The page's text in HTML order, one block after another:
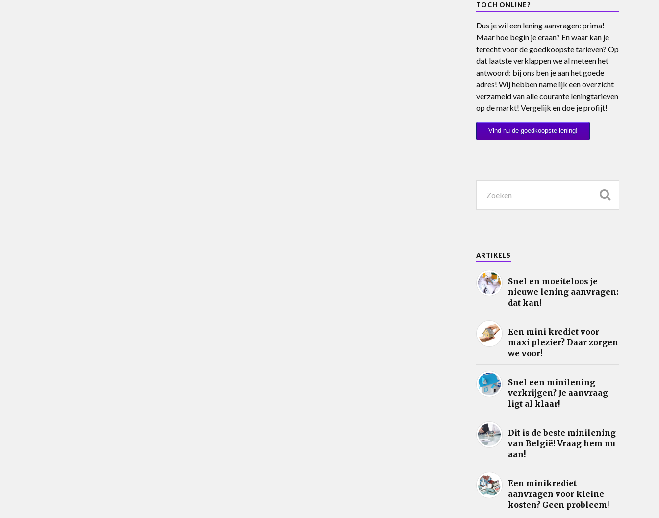
TOCH ONLINE?
Dus je wil een lening aanvragen: prima!
Maar hoe begin je eraan? En waar kan je
terecht voor de goedkoopste tarieven? Op
dat laatste verklappen we al meteen het
antwoord: bij ons ben je aan het goede
adres! Wij hebben namelijk een overzicht
verzameld van alle courante leningtarieven
op de markt! Vergelijk en doe je profijt!
Vind nu de goedkoopste lening!
ARTIKELS
Snel en moeiteloos je
nieuwe lening aanvragen:
dat kan!
Een mini krediet voor
maxi plezier? Daar zorgen
we voor!
Snel een minilening
verkrijgen? Je aanvraag
ligt al klaar!
Dit is de beste minilening
van België! Vraag hem nu
aan!
Een minikrediet
aanvragen voor kleine
kosten? Geen probleem!